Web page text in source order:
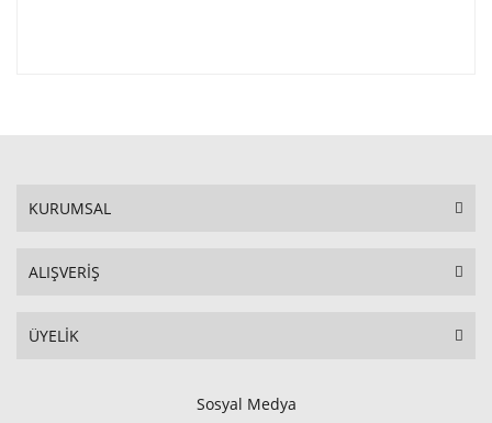
KURUMSAL
ALIŞVERİŞ
ÜYELİK
Sosyal Medya